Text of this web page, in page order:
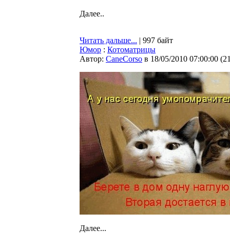
Далее..
Читать дальше... | 997 байт
Юмор : Котоматрицы
Автор: CaneCorso в 18/05/2010 07:00:00 (
Далее...